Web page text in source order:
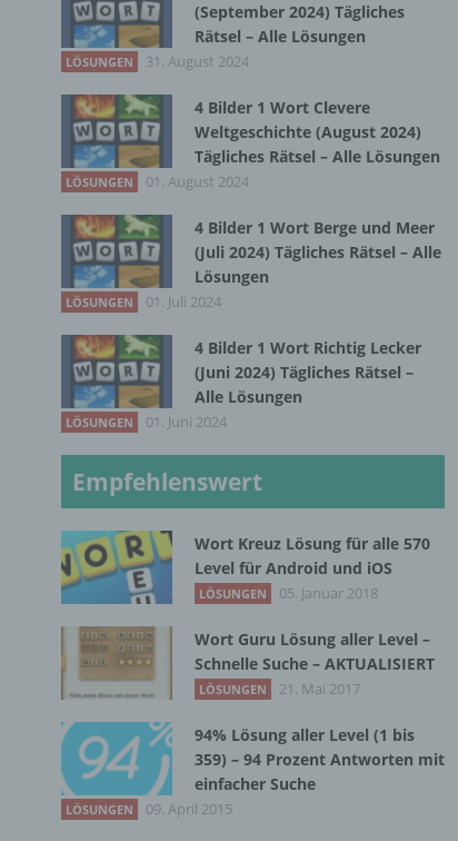
(September 2024) Tägliches
Rätsel – Alle Lösungen
LÖSUNGEN 31. August 2024
4 Bilder 1 Wort Clevere
Weltgeschichte (August 2024)
Tägliches Rätsel – Alle Lösungen
LÖSUNGEN 01. August 2024
4 Bilder 1 Wort Berge und Meer
(Juli 2024) Tägliches Rätsel – Alle
Lösungen
LÖSUNGEN 01. Juli 2024
4 Bilder 1 Wort Richtig Lecker
(Juni 2024) Tägliches Rätsel –
Alle Lösungen
LÖSUNGEN 01. Juni 2024
Empfehlenswert
Wort Kreuz Lösung für alle 570
Level für Android und iOS
LÖSUNGEN 05. Januar 2018
Wort Guru Lösung aller Level –
Schnelle Suche – AKTUALISIERT
LÖSUNGEN 21. Mai 2017
94% Lösung aller Level (1 bis
359) – 94 Prozent Antworten mit
einfacher Suche
LÖSUNGEN 09. April 2015